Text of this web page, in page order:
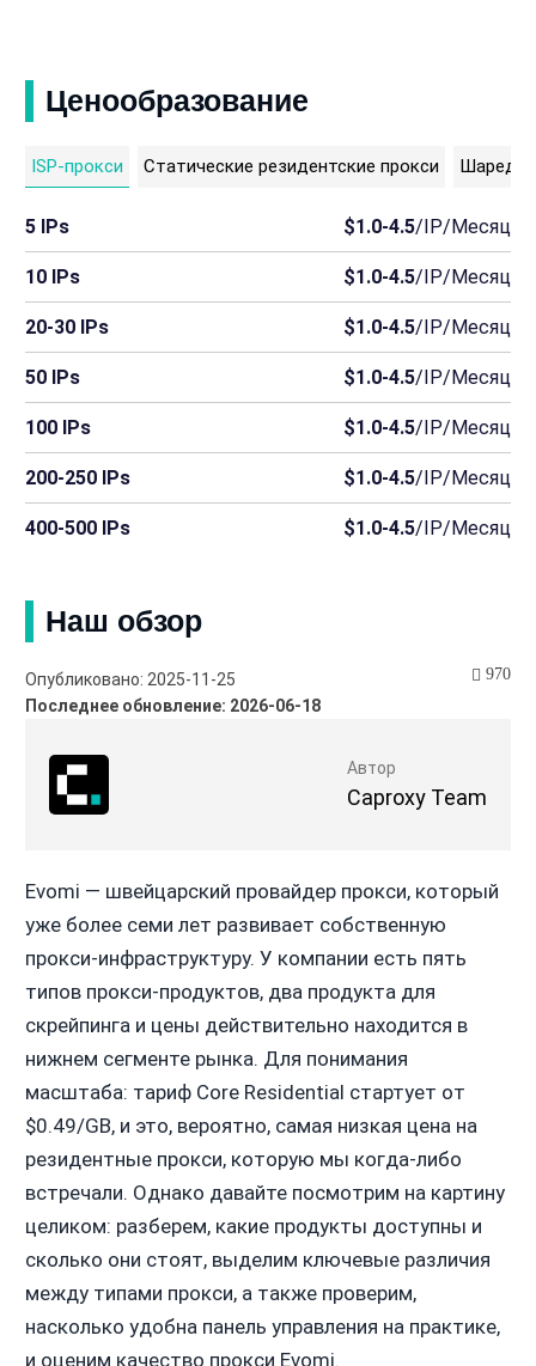
Ценообразование
ISP-прокси Статические резидентские прокси Шаред
5 IPs $1.0-4.5/IP/Месяц
10 IPs $1.0-4.5/IP/Месяц
20-30 IPs $1.0-4.5/IP/Месяц
50 IPs $1.0-4.5/IP/Месяц
100 IPs $1.0-4.5/IP/Месяц
200-250 IPs $1.0-4.5/IP/Месяц
400-500 IPs $1.0-4.5/IP/Месяц
Наш обзор
Автор
Caproxy Team
Опубликовано: 2025-11-25
Последнее обновление: 2026-06-18
970
Evomi — швейцарский провайдер прокси, который
уже более семи лет развивает собственную
прокси-инфраструктуру. У компании есть пять
типов прокси-продуктов, два продукта для
скрейпинга и цены действительно находится в
нижнем сегменте рынка. Для понимания
масштаба: тариф Core Residential стартует от
$0.49/GB, и это, вероятно, самая низкая цена на
резидентные прокси, которую мы когда-либо
встречали. Однако давайте посмотрим на картину
целиком: разберем, какие продукты доступны и
сколько они стоят, выделим ключевые различия
между типами прокси, а также проверим,
насколько удобна панель управления на практике,
и оценим качество прокси Evomi.